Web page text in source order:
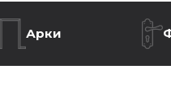
Арки